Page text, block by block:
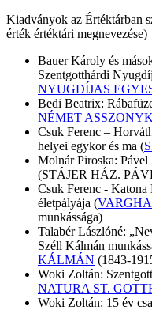
Kiadványok az Értéktárban
érték értéktári megnevezése)
Bauer Károly és
Szentgotthárdi
NYUGDÍJAS
Bedi Beatrix:
NÉMET
Csuk Ferenc –
helyei egykor és ma (
Molnár Piroska:
(STÁJER HÁZ.
Csuk Ferenc - Katona
életpályája (
munkássága)
Talabér Lászlóné:
Széll Kálmán
KÁLMÁN (1843-
Woki Zoltán:
NATURA ST.
Woki Zoltán: 15 év